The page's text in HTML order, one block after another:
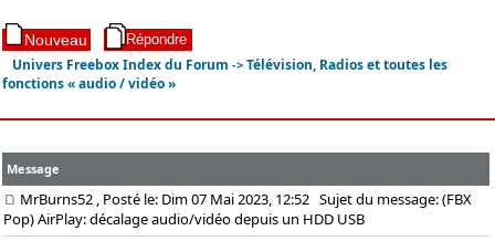
Univers Freebox Index du Forum ->Télévision, Radios et toutes les
fonctions « audio / vidéo »
Message
MrBurns52 , Posté le: Dim 07 Mai 2023, 12:52 Sujet du message: (FBX
Pop) AirPlay: décalage audio/vidéo depuis un HDD USB